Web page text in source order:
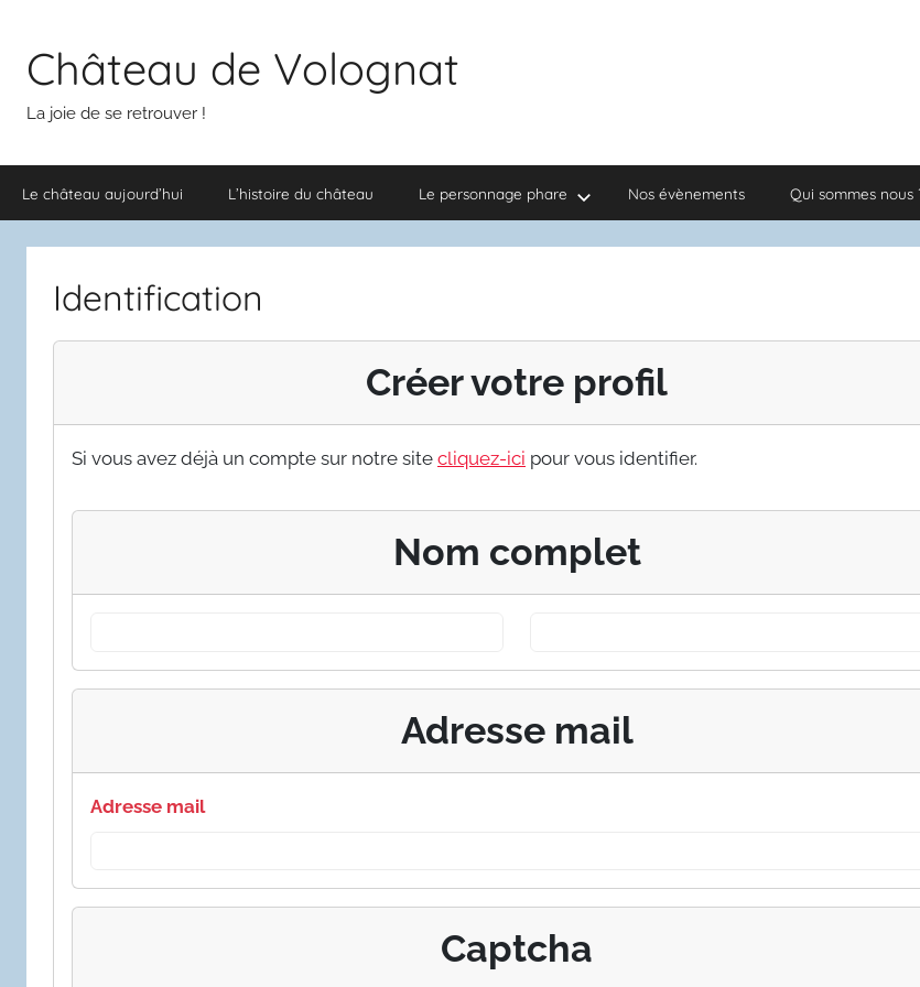
contenuChâteau de Volognat
La joie de se retrouver !
Le château aujourd’hui L’histoire du château Le personnage phare Nos évènements Qui sommes nous
Identification
Créer votre profil
Si vous avez déjà un compte sur notre site cliquez-ici pour vous identifier.
Nom complet
Adresse mail
Adresse mail
Captcha